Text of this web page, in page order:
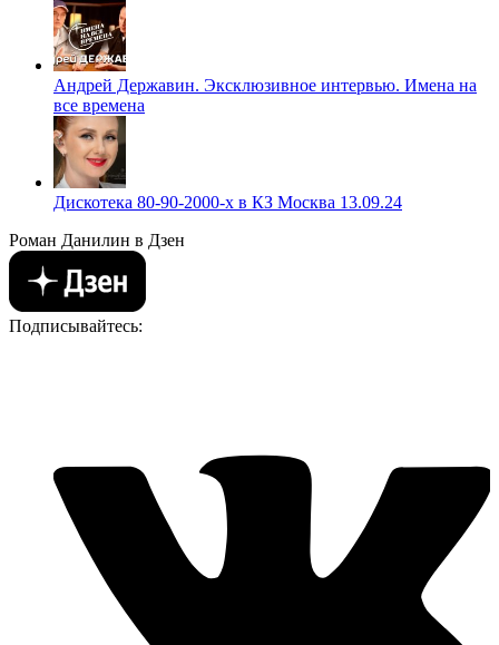
Андрей Державин. Эксклюзивное интервью. Имена на
все времена
Дискотека 80-90-2000-х в КЗ Москва 13.09.24
Роман Данилин в Дзен
Подписывайтесь: